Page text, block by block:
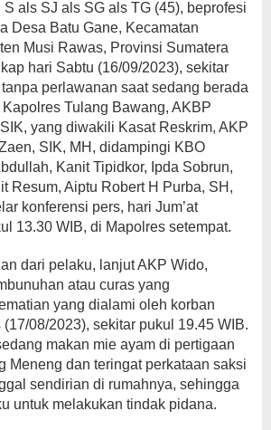
als SJ als SG als TG (45), beprofesi
Desa Batu Gane, Kecamatan
Musi Rawas, Provinsi Sumatera
hari Sabtu (16/09/2023), sekitar
perlawanan saat sedang berada
Kapolres Tulang Bawang, AKBP
yang diwakili Kasat Reskrim, AKP
SIK, MH, didampingi KBO
Kanit Tipidkor, Ipda Sobrun,
Resum, Aiptu Robert H Purba, SH,
konferensi pers, hari Jum’at
13.30 WIB, di Mapolres setempat.
dari pelaku, lanjut AKP Wido,
atau curas yang
yang dialami oleh korban
08/2023), sekitar pukul 19.45 WIB.
makan mie ayam di pertigaan
Meneng dan teringat perkataan saksi
sendirian di rumahnya, sehingga
untuk melakukan tindak pidana.